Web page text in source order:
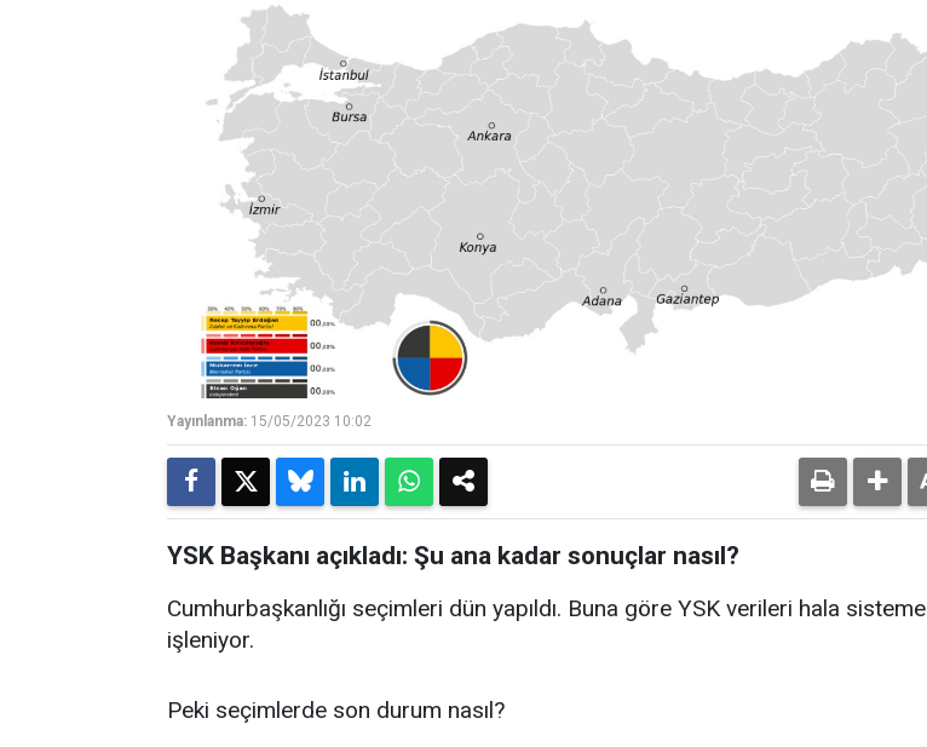
Yayınlanma: 15/05/2023 10:02
YSK Başkanı açıkladı: Şu ana kadar sonuçlar nasıl?
Cumhurbaşkanlığı seçimleri dün yapıldı. Buna göre YSK verileri hala sisteme
işleniyor.
Peki seçimlerde son durum nasıl?